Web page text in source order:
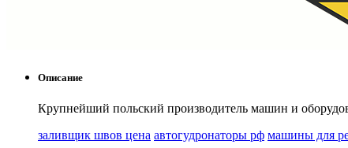
Описание
Крупнейший польский производитель машин и
заливщик швов цена автогудронаторы рф машины для